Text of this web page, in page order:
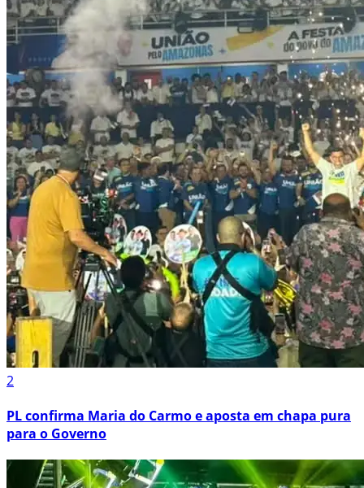
2
PL confirma Maria do Carmo e aposta em chapa pura
para o Governo